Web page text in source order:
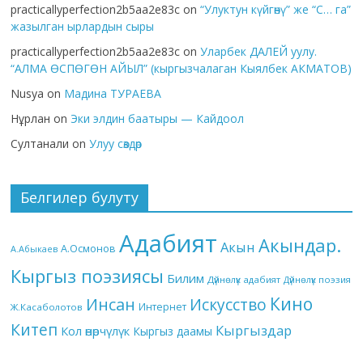
practicallyperfection2b5aa2e83c on“Улуктун күйгөнү” же “С… га”
жазылган ырлардын сыры
practicallyperfection2b5aa2e83c onУларбек ДАЛЕЙ уулу.
“АЛМА ӨСПӨГӨН АЙЫЛ” (кыргызчалаган Кыялбек АКМАТОВ)
Nusya on Мадина ТУРАЕВА
Нұрлан on Эки элдин баатыры — Кайдоол
Султанали onУлуу сөздөр
Белгилер булуту
А.Абыкаев А.Осмонов Адабият Акын Акындар.
Кыргыз поэзиясы Билим Дүйнөлүк адабият Дүйнөлүк поэзия
Ж.Касаболотов Инсан Интернет Искусство Кино
Китеп Кол өнөрчүлүк Кыргыз даамы Кыргыздар